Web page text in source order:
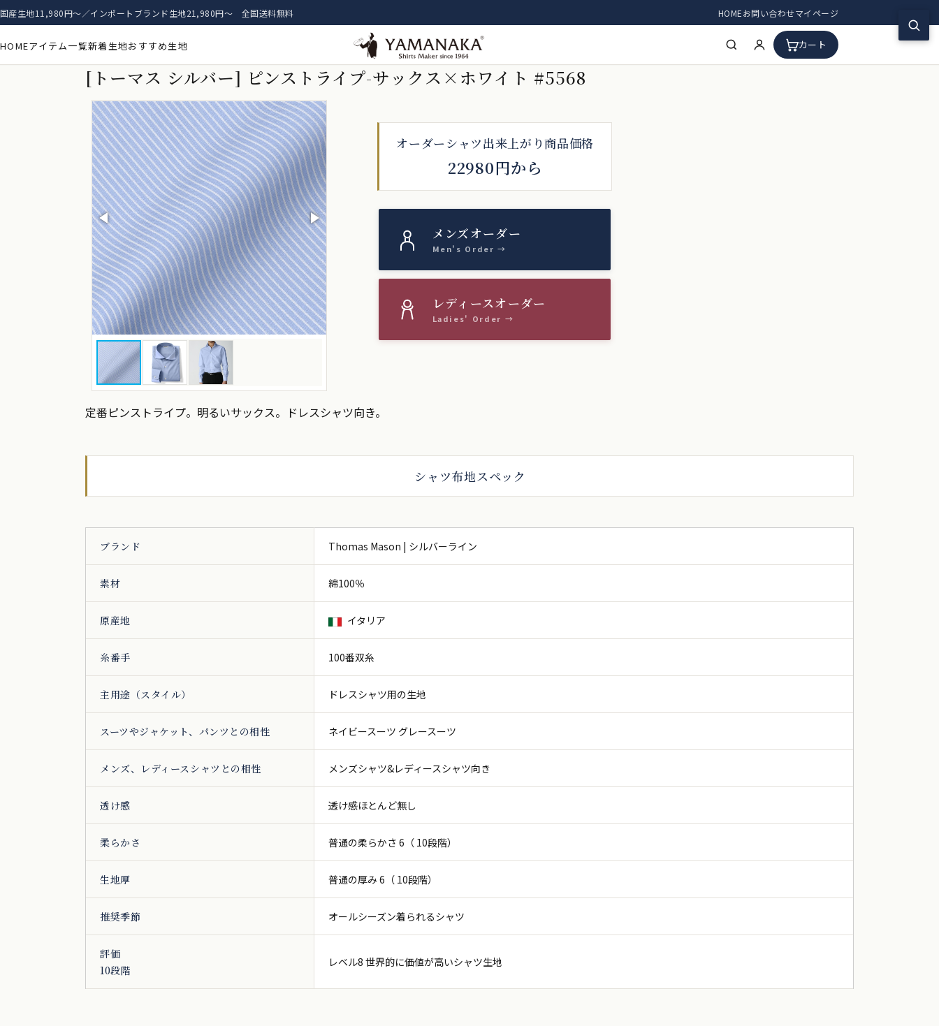
国産生地11,980円〜／インポートブランド生地21,980円〜 全国送料無料 HOMEお問い合わせマイページ
HOMEアイテム一覧新着生地おすすめ生地 カート
[トーマス シルバー] ピンストライプ-サックス×ホワイト #5568
オーダーシャツ出来上がり商品価格
22980円から
定番ピンストライプ。明るいサックス。ドレスシャツ向き。
シャツ布地スペック
ブランド Thomas Mason | シルバーライン
素材 綿100％
原産地 イタリア
糸番手 100番双糸
主用途（スタイル） ドレスシャツ用の生地
スーツやジャケット、パンツとの相性 ネイビースーツ グレースーツ
メンズ、レディースシャツとの相性 メンズシャツ&レディースシャツ向き
透け感 透け感ほとんど無し
柔らかさ 普通の柔らかさ 6（ 10段階）
生地厚 普通の厚み 6（ 10段階）
推奨季節 オールシーズン着られるシャツ
評価
10段階
レベル8 世界的に価値が高いシャツ生地